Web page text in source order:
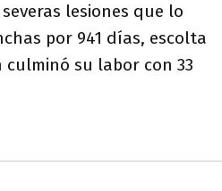
lesiones que lo
por 941 días, escolta
culminó su labor con 33